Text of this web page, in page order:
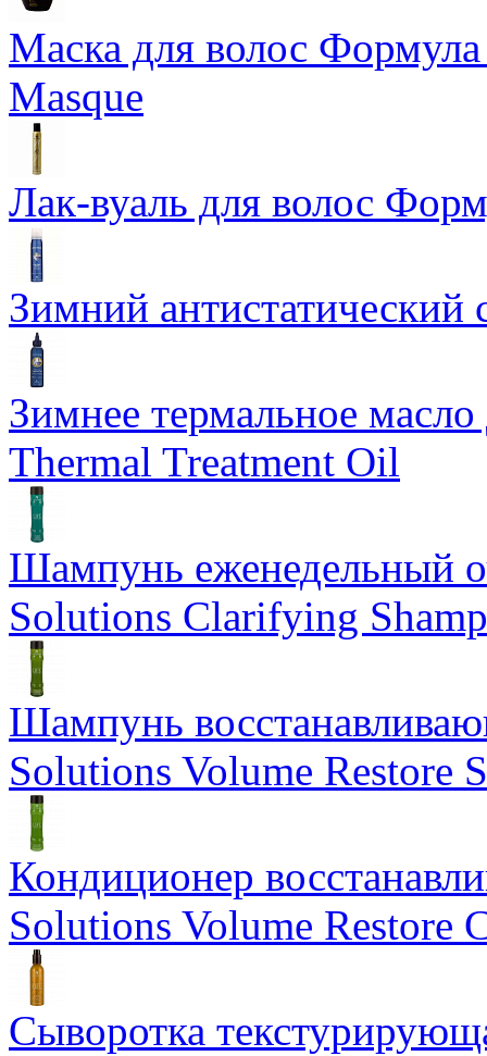
Маска для волос
Masque
Лак-вуаль для волос
Зимний
Зимнее термальное
Thermal Treatment Oil
Шампунь еженедельный
Solutions Clarifying
Шампунь
Solutions Volume Restore
Кондиционер
Solutions Volume Restore
Сыворотка